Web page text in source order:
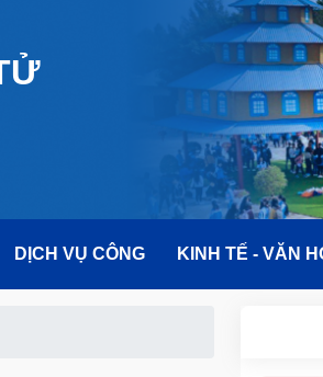
DỊCH VỤ CÔNG KINH TẾ - VĂN